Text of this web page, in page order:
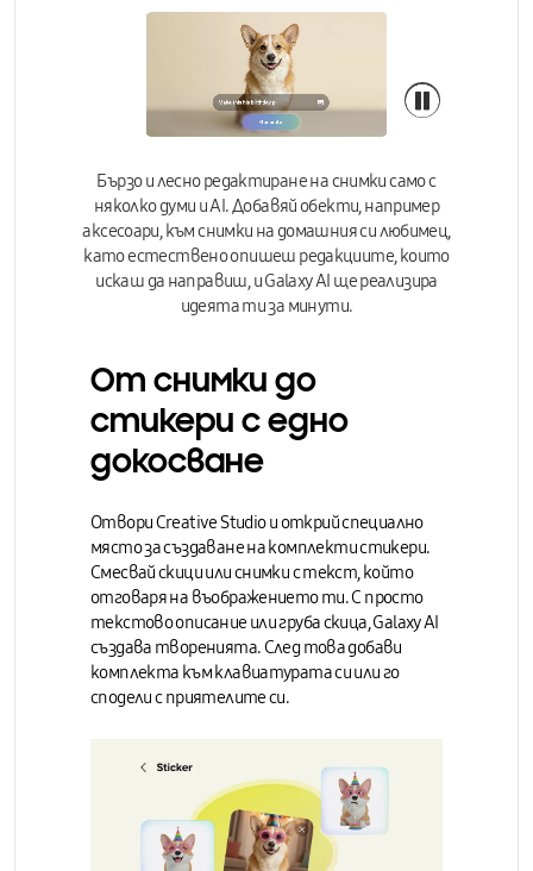
Бързо илесно редактиране на снимкисамо с
няколко думи и AI. Добавяй обекти, например
аксесоари, към снимки на домашния си любимец,
като естествено опишеш редакциите, които
искаш да направиш, и Galaxy AI ще реализира
идеята ти за минути.
От снимки до
стикери с едно
докосване
ОтвориCreative Studioи открий специално
място засъздаване на комплекти стикери.
Смесвай скици или снимки с текст, който
отговаря на въображението ти. С просто
текстово описание или груба скица, Galaxy AI
създава творенията. След това добави
комплекта към клавиатурата си или го
сподели с приятелите си.